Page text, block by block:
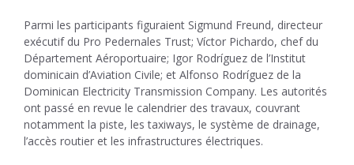
Parmi les participants figuraient Sigmund Freund, directeur
exécutif du Pro Pedernales Trust; Víctor Pichardo, chef du
Département Aéroportuaire; Igor Rodríguez de l’Institut
dominicain d’Aviation Civile; et Alfonso Rodríguez de la
Dominican Electricity Transmission Company. Les autorités
ont passé en revue le calendrier des travaux, couvrant
notamment la piste, les taxiways, le système de drainage,
l’accès routier et les infrastructures électriques.